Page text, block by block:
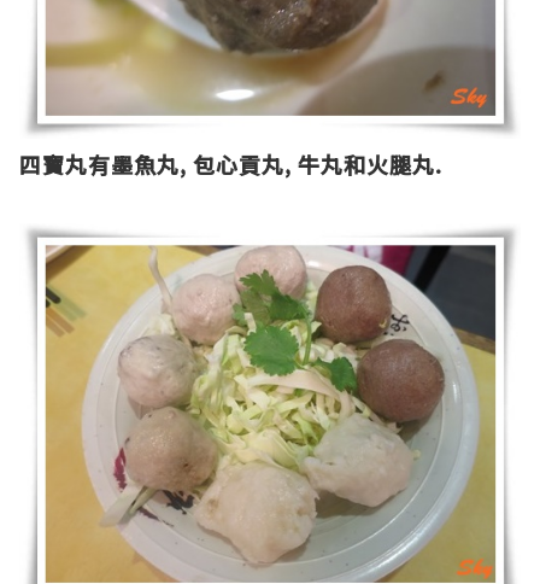
四寶丸有墨魚丸, 包心貢丸, 牛丸和火腿丸.